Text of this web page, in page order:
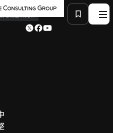
研究会
アの未来：メドピア株式